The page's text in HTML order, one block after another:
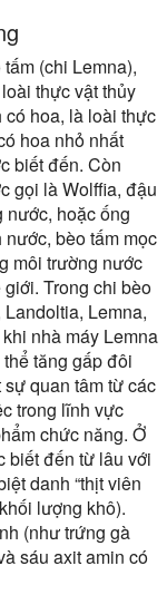
tấm (chi Lemna),
thực vật thủy
có hoa, là loài thực
hoa nhỏ nhất
biết đến. Còn
gọi là Wolffia, đậu
nước, hoặc ống
nước, bèo tấm mọc
môi trường nước
Trong chi bèo
Lemna,
nhà máy Lemna
tăng gấp đôi
quan tâm từ các
trong lĩnh vực
chức năng. Ở
biết đến từ lâu với
danh “thịt viên
lượng khô).
(như trứng gà
sáu axit amin có